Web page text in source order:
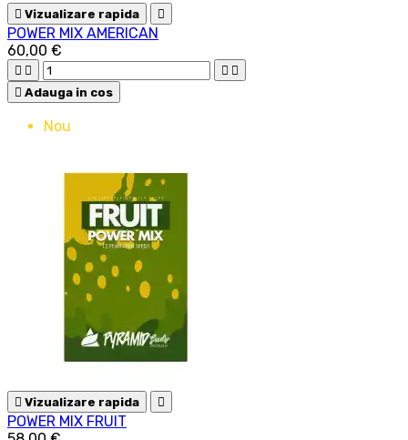
 Vizualizare rapida 
POWER MIX AMERICAN
60,00 €
   
 Adauga in cos
Nou
 Vizualizare rapida 
POWER MIX FRUIT